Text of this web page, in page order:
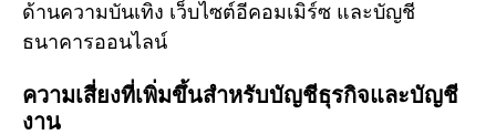
ด้านความบันเทิง เว็บไซต์อีคอมเมิร์ซ และบัญชี
ธนาคารออนไลน์
ความเสี่ยงที่เพิ่มขึ้นสำหรับบัญชีธุรกิจและบัญชี
งาน